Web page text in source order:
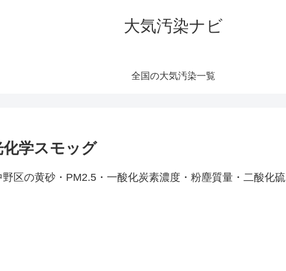
大気汚染ナビ
全国の大気汚染一覧
化学スモッグ
区の黄砂・PM2.5・一酸化炭素濃度・粉塵質量・二酸化硫